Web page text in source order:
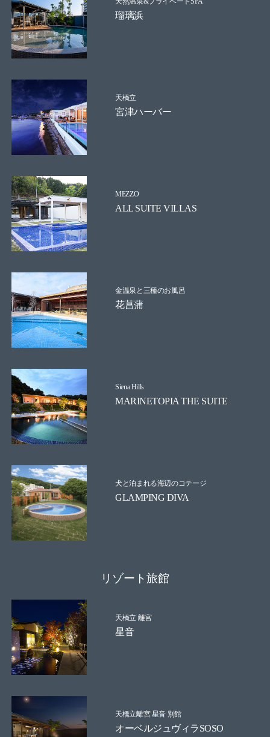
瑠璃浜
天橋立
宮津ハーバー
MEZZO
ALL SUITE VILLAS
金温泉と三種のお風呂
花菖蒲
Siena Hills
MARINETOPIA THE SUITE
犬と泊まれる海辺のコテージ
GLAMPING DIVA
リゾート旅館
天橋立 離宮
星音
天橋立離宮 星音 別館
オーベルジュヴィラSOSO